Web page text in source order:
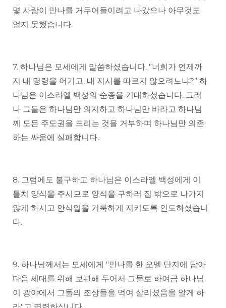
몇 사람이 만나를 거두어들이려고 나갔으나 아무것도
얻지 못했습니다.
7. 하나님은 모세에게 말씀하셨습니다. "너희가 언제까
지 내 명령을 어기고, 내 지시를 따르지 않으려느냐?” 하
나님은 이스라엘 백성의 순종을 기대하셨습니다. 그러
나 그들은 하나님만 의지하고 하나님만 바라고 하나님
께 모든 주도권을 드리는 것을 거부하며 하나님만 의존
하는 싸움에 실패합니다.
8. 그럼에도 불구하고 하나님은 이스라엘 백성에게 이
틀치 양식을 주시므로 양식을 구하러 집 밖으로 나가지
않게 하시고 안식일을 거룩하게 지키도록 인도하셨습니
다.
9. 하나님께서는 모세에게 "만나를 한 오멜 단지에 담아
다음 세대를 위해 보관해 두어서 그들로 하여금 하나님
이 광야에서 그들의 조상들을 먹여 살리셨음을 알게 하